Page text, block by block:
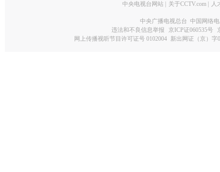
中央电视台网站 关于CCTV.com 人
中央广播电视总台 中国网络
违法和不良信息举报
京ICP证060535号
网上传播视听节目许可证号 0102004 新出网证（京）